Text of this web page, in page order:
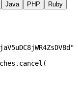
Java PHP Ruby